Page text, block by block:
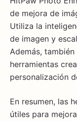
de mejora de
Utiliza la
de imagen y
Además,
herramientas
personalización
En resumen, las
útiles para